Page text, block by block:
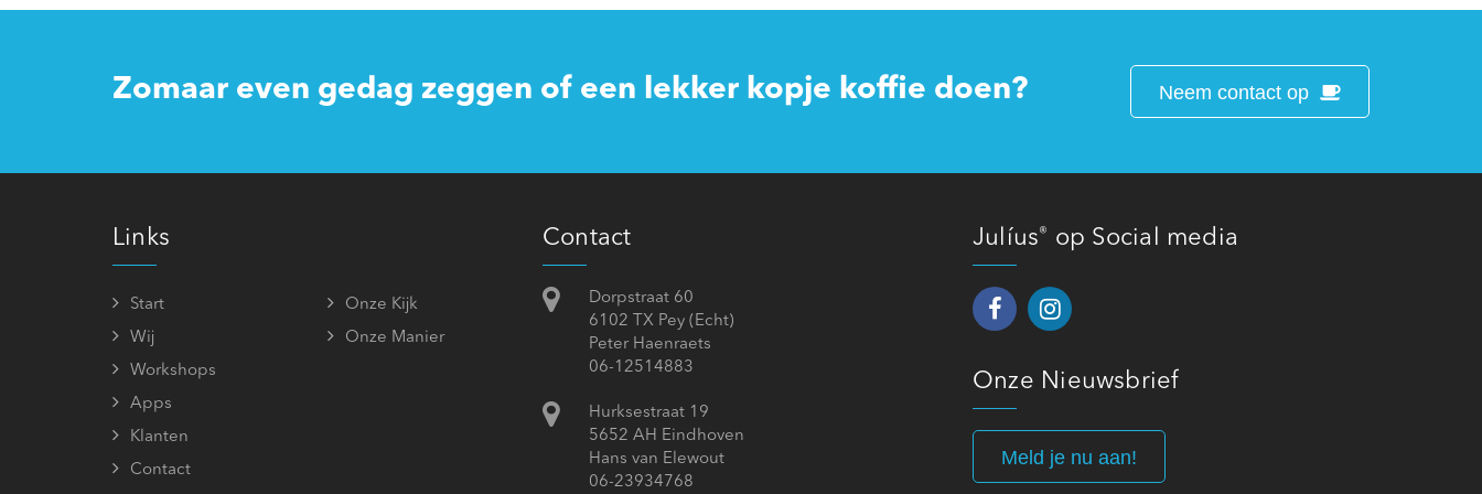
Zomaar even gedag zeggen of een lekker kopje koffie doen? Neem contact op
Links
Start
Wij
Workshops
Apps
Klanten
Contact
Onze Kijk
Onze Manier
Contact
Dorpstraat 60
6102 TX Pey (Echt)
Peter Haenraets
06-12514883
Hurksestraat 19
5652 AH Eindhoven
Hans van Elewout
06-23934768
Julíus® op Social media
Onze Nieuwsbrief
Meld je nu aan!